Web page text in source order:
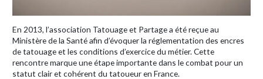
En 2013, l’association Tatouage et Partage a été reçue au
Ministère de la Santé afin d’évoquer la réglementation des encres
de tatouage et les conditions d’exercice du métier. Cette
rencontre marque une étape importante dans le combat pour un
statut clair et cohérent du tatoueur en France.